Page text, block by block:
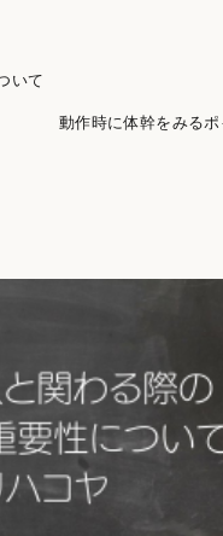
いて
動作時に体幹をみる